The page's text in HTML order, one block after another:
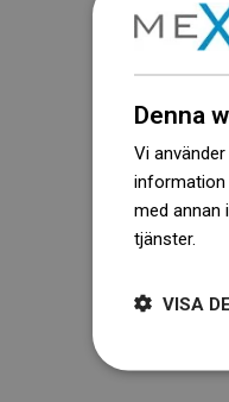
Denna
Vi
information
med annan
tjänster.
VISA